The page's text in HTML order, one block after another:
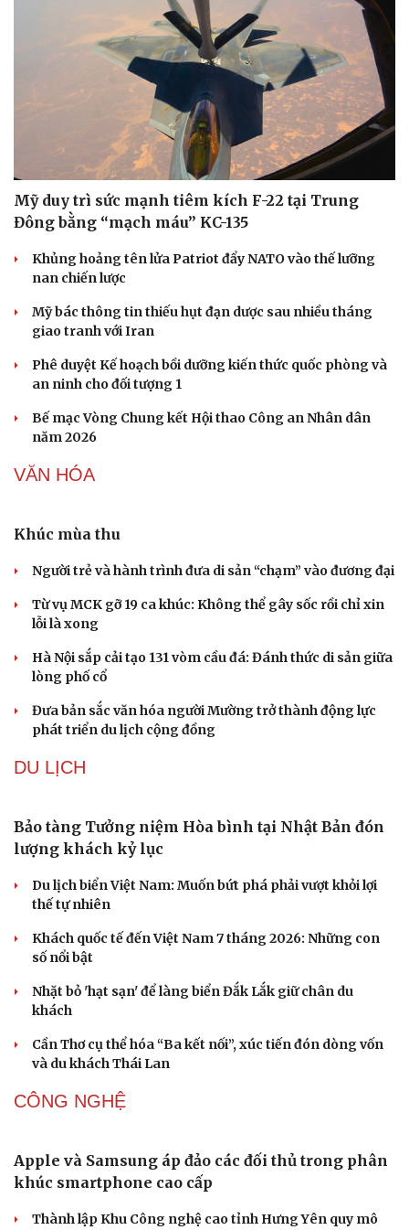
Sức khỏe
Cây thuốc
Sản phụ khoa
Nhi khoa
Nam khoa
Làm đẹp - giảm cân
Ăn sạch sống khỏe
Blog
Mỹ duy trì sức mạnh tiêm kích F-22 tại Trung
Đông bằng “mạch máu” KC-135
Khủng hoảng tên lửa Patriot đẩy NATO vào thế lưỡng
nan chiến lược
Mỹ bác thông tin thiếu hụt đạn dược sau nhiều tháng
giao tranh với Iran
Phê duyệt Kế hoạch bồi dưỡng kiến thức quốc phòng và
an ninh cho đối tượng 1
Bế mạc Vòng Chung kết Hội thao Công an Nhân dân
năm 2026
VĂN HÓA
Khúc mùa thu
Người trẻ và hành trình đưa di sản “chạm” vào đương đại
lỗi là xong
Hà Nội sắp cải tạo 131 vòm cầu đá: Đánh thức di sản giữa
lòng phố cổ
Đưa bản sắc văn hóa người Mường trở thành động lực
DU LỊCH
lượng khách kỷ lục
thế tự nhiên
số nổi bật
Nhặt bỏ 'hạt sạn' để làng biển Đắk Lắk giữ chân du